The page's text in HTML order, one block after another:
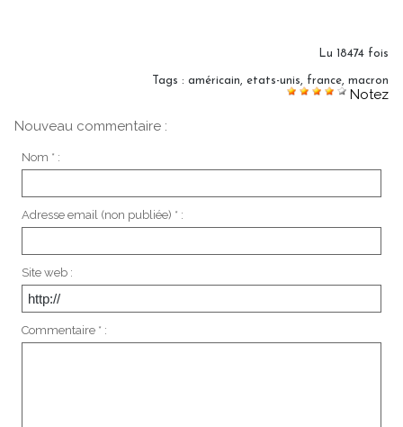
Lu 18474 fois
Tags : américain etats-unis france macron
Notez
Nouveau commentaire :
Nom * :
Adresse email (non publiée) * :
Site web :
Commentaire * :